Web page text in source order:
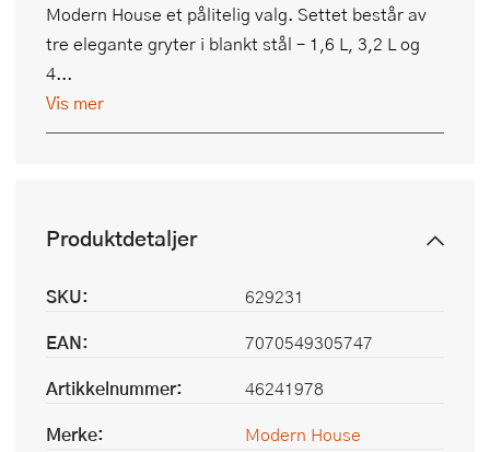
Modern House et pålitelig valg. Settet består av
tre elegante gryter i blankt stål – 1,6 L, 3,2 L og
4...
Vis mer
Produktdetaljer
SKU:
629231
EAN:
7070549305747
Artikkelnummer:
46241978
Merke:
Modern House